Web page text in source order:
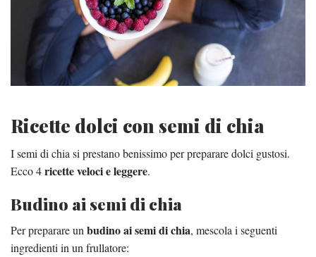
Ricette dolci con semi di chia
I semi di chia si prestano benissimo per preparare dolci gustosi.
Ecco 4ricette veloci e leggere.
Budino ai semi di chia
Per preparare unbudino ai semi di chia, mescola i seguenti
ingredienti in un frullatore: